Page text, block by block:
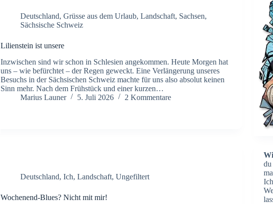
Deutschland,Grüsse aus dem Urlaub,Landschaft, Sachsen,
Sächsische Schweiz
Lilienstein ist unsere
Inzwischen sind wir schon in Schlesien angekommen. Heute Morgen hat
uns – wie befürchtet – der Regen geweckt. Eine Verlängerung unseres
Besuchs in der Sächsischen Schweiz machte für uns also absolut keinen
Sinn mehr. Nach dem Frühstück und einer kurzen…
Marius Launer
5. Juli 2026 2 Kommentare
Deutschland,Ich,Landschaft,Ungefiltert
Wochenend-Blues? Nicht mit mir!
du